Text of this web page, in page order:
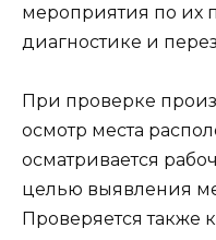
мероприятия по их
диагностике и
При проверке
осмотр места
осматривается
целью выявления
Проверяется также